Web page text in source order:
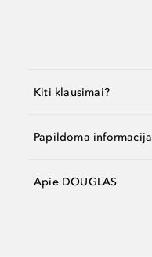
Kiti klausimai?
Papildoma informacija
Apie DOUGLAS